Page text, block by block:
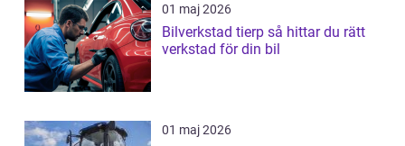
01 maj 2026
Bilverkstad tierp så hittar du rätt
verkstad för din bil
01 maj 2026